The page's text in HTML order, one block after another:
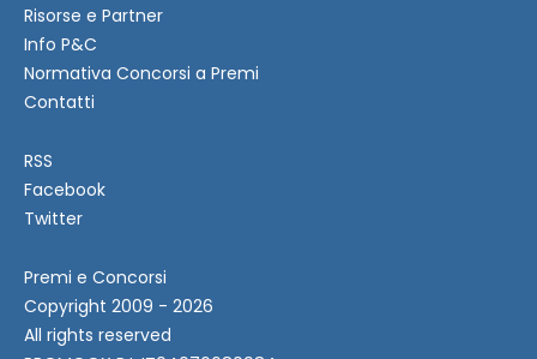
Risorse e Partner
Info P&C
Normativa Concorsi a Premi
Contatti
RSS
Facebook
Twitter
Premi e Concorsi
Copyright 2009 - 2026
All rights reserved